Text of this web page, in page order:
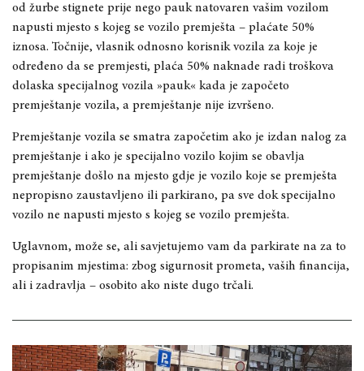
od žurbe stignete prije nego pauk natovaren vašim vozilom
napusti mjesto s kojeg se vozilo premješta – plaćate 50%
iznosa. Točnije, vlasnik odnosno korisnik vozila za koje je
određeno da se premjesti, plaća 50% naknade radi troškova
dolaska specijalnog vozila »pauk« kada je započeto
premještanje vozila, a premještanje nije izvršeno.
Premještanje vozila se smatra započetim ako je izdan nalog za
premještanje i ako je specijalno vozilo kojim se obavlja
premještanje došlo na mjesto gdje je vozilo koje se premješta
nepropisno zaustavljeno ili parkirano, pa sve dok specijalno
vozilo ne napusti mjesto s kojeg se vozilo premješta.
Uglavnom, može se, ali savjetujemo vam da parkirate na za to
propisanim mjestima: zbog sigurnosit prometa, vaših financija,
ali i zadravlja – osobito ako niste dugo trčali.